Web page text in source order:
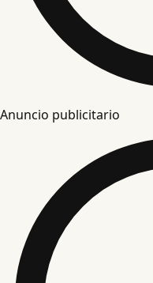
Anuncio publicitario